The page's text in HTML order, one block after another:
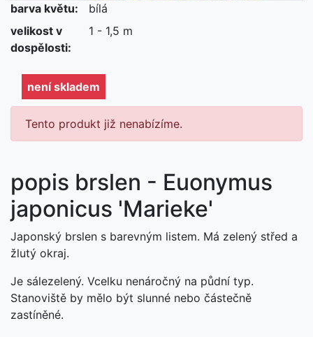
barva květu:
bílá
velikost v
dospělosti:
1 - 1,5 m
není skladem
Tento produkt již nenabízíme.
popis brslen - Euonymus
japonicus 'Marieke'
Japonský brslen s barevným listem. Má zelený střed a
žlutý okraj.
Je sálezelený. Vcelku nenáročný na půdní typ.
Stanoviště by mělo být slunné nebo částečně
zastíněné.